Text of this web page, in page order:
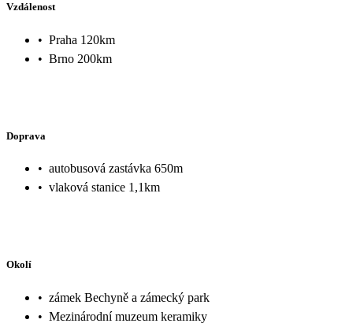
Vzdálenost
• Praha 120km
• Brno 200km
Doprava
• autobusová zastávka 650m
• vlaková stanice 1,1km
Okolí
• zámek Bechyně a zámecký park
• Mezinárodní muzeum keramiky